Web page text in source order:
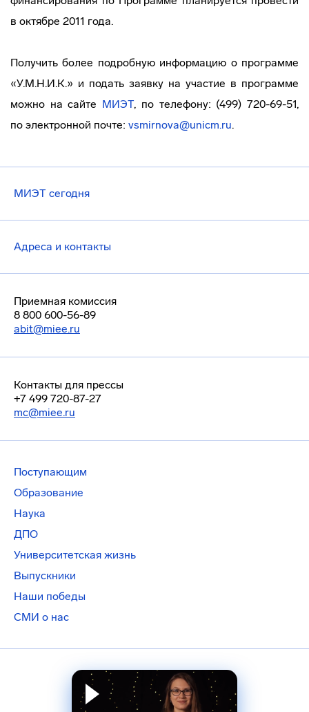
в октябре 2011 года.
Получить более подробную информацию о программе
«У.М.Н.И.К.» и подать заявку на участие в программе
можно на сайте МИЭТ, по телефону: (499) 720-69-51,
по электронной почте: vsmirnova@unicm.ru.
МИЭТ сегодня
Адреса и контакты
Приемная комиссия
8 800 600-56-89
abit@miee.ru
Контакты для прессы
+7 499 720-87-27
mc@miee.ru
Поступающим
Образование
Наука
ДПО
Университетская жизнь
Выпускники
Наши победы
СМИ о нас